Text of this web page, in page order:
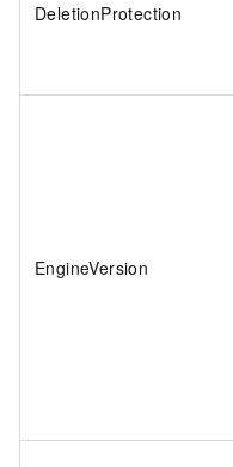
DeletionProtection
EngineVersion